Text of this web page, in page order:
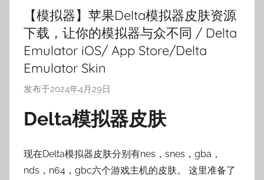
【模拟器】苹果Delta模拟器皮肤资源
下载，让你的模拟器与众不同 / Delta
Emulator iOS/ App Store/Delta
Emulator Skin
发布于2024年4月29日
:
壳
子
Delta模拟器皮肤
现在Delta模拟器皮肤分别有nes，snes，gba，
nds，n64，gbc六个游戏主机的皮肤。 这里准备了